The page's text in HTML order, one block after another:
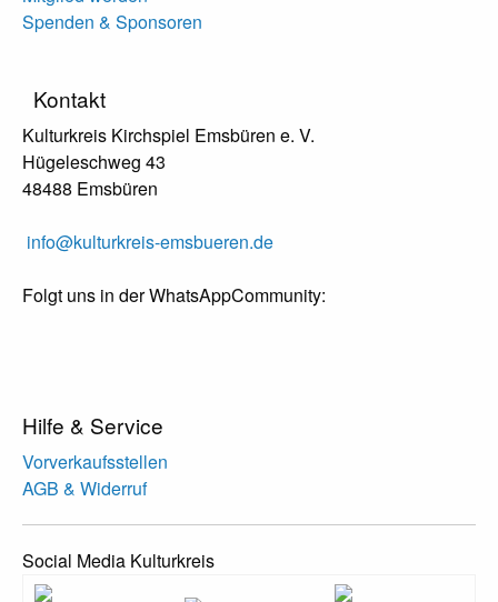
Spenden & Sponsoren
Kontakt
Kulturkreis Kirchspiel Emsbüren e. V.
Hügeleschweg 43
48488 Emsbüren
info@kulturkreis-emsbueren.de
Folgt uns in der WhatsAppCommunity:
Hilfe & Service
Vorverkaufsstellen
AGB & Widerruf
Social Media Kulturkreis